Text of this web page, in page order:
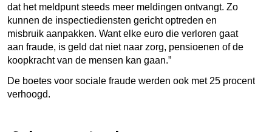
dat het meldpunt steeds meer meldingen ontvangt. Zo
kunnen de inspectiediensten gericht optreden en
misbruik aanpakken. Want elke euro die verloren gaat
aan fraude, is geld dat niet naar zorg, pensioenen of de
koopkracht van de mensen kan gaan.”
De boetes voor sociale fraude werden ook met 25 procent
verhoogd.